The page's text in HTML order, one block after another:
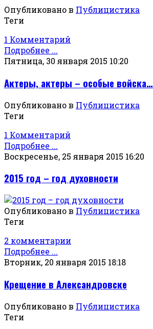
Опубликовано в Публицистика
Теги
1 Комментарий
Подробнее ...
Пятница, 30 января 2015 10:20
Актеры, актеры – особые войска…
Опубликовано в Публицистика
Теги
1 Комментарий
Подробнее ...
Воскресенье, 25 января 2015 16:20
2015 год – год духовности
Опубликовано в Публицистика
Теги
2 комментарии
Подробнее ...
Вторник, 20 января 2015 18:18
Крещение в Александровске
Опубликовано в Публицистика
Теги